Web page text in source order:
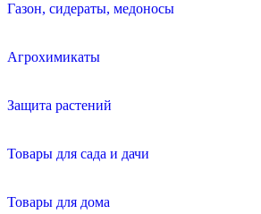
Газон, сидераты, медоносы
Агрохимикаты
Защита растений
Товары для сада и дачи
Товары для дома